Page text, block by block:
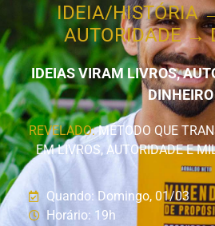
IDEIA/HISTÓRIA
AUTORIDADE →
IDEIAS VIRAM LIVROS,
DINHEIRO
REVELADO:MÉTODO QUE
EM LIVROS, AUTORIDADE E
Quando: Domingo, 01/03
Horário: 19h